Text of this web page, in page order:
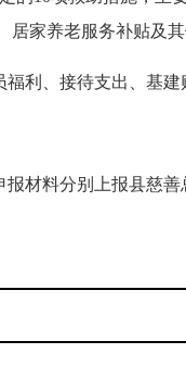
家养老服务补贴及其
、接待支出、基建
料分别上报县慈善